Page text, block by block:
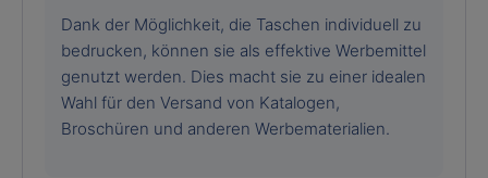
Dank der Möglichkeit, die Taschen individuell zu
bedrucken, können sie als effektive Werbemittel
genutzt werden. Dies macht sie zu einer idealen
Wahl für den Versand von Katalogen,
Broschüren und anderen Werbematerialien.